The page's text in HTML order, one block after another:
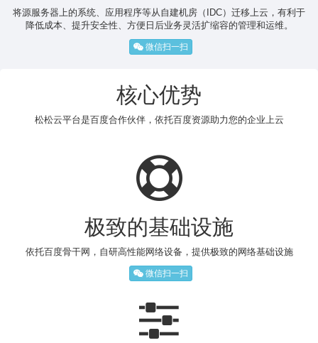
将源服务器上的系统、应用程序等从自建机房（IDC）迁移上云，有利于
降低成本、提升安全性、方便日后业务灵活扩缩容的管理和运维。
微信扫一扫
核心优势
松松云平台是百度合作伙伴，依托百度资源助力您的企业上云
极致的基础设施
依托百度骨干网，自研高性能网络设备，提供极致的网络基础设施
微信扫一扫